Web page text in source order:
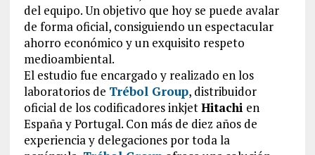
del equipo. Un objetivo que hoy se puede avalar
de forma oficial, consiguiendo un espectacular
ahorro económico y un exquisito respeto
medioambiental.
El estudio fue encargado y realizado en los
laboratorios de Trébol Group, distribuidor
oficial de los codificadores inkjetHitachi en
España y Portugal. Con más de diez años de
experiencia y delegaciones por toda la